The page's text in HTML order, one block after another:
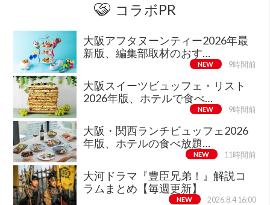
コラボPR
大阪アフタヌーンティー2026年最
新版、編集部取材のおす…
NEW 9時間前
大阪スイーツビュッフェ・リスト
2026年版、ホテルで食べ…
NEW 9時間前
大阪・関西ランチビュッフェ2026
年版、ホテルの食べ放題…
NEW 11時間前
大河ドラマ『豊臣兄弟！』解説コ
ラムまとめ【毎週更新】
NEW 2026.8.4 16:00